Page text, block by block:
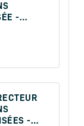
-
-